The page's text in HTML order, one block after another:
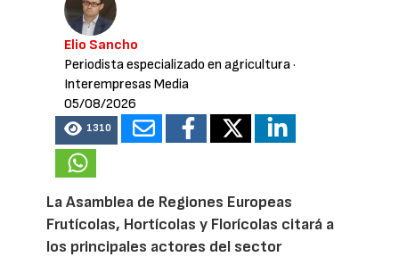
Elio Sancho
Periodista especializado en agricultura·
Interempresas Media
05/08/2026
1310
La Asamblea de Regiones Europeas
Frutícolas, Hortícolas y Florícolas citará a
los principales actores del sector